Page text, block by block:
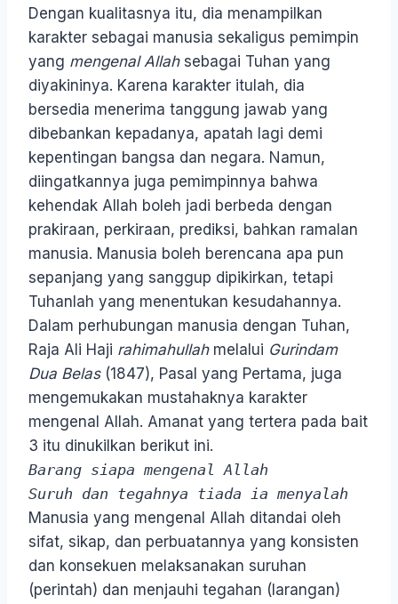
Dengan kualitasnya itu, dia menampilkan
karakter sebagai manusia sekaligus pemimpin
yang mengenal Allahsebagai Tuhan yang
diyakininya. Karena karakter itulah, dia
bersedia menerima tanggung jawab yang
dibebankan kepadanya, apatah lagi demi
kepentingan bangsa dan negara. Namun,
diingatkannya juga pemimpinnya bahwa
kehendak Allah boleh jadi berbeda dengan
prakiraan, perkiraan, prediksi, bahkan ramalan
manusia. Manusia boleh berencana apa pun
sepanjang yang sanggup dipikirkan, tetapi
Tuhanlah yang menentukan kesudahannya.
Dalam perhubungan manusia dengan Tuhan,
Raja Ali Haji rahimahullah melalui Gurindam
Dua Belas(1847), Pasal yang Pertama, juga
mengemukakan mustahaknya karakter
mengenal Allah. Amanat yang tertera pada bait
3 itu dinukilkan berikut ini.
Barang siapa mengenal Allah
Suruh dan tegahnya tiada ia menyalah
Manusia yang mengenal Allah ditandai oleh
sifat, sikap, dan perbuatannya yang konsisten
dan konsekuen melaksanakan suruhan
(perintah) dan menjauhi tegahan (larangan)